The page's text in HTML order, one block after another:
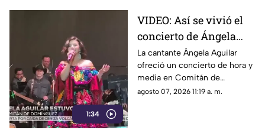
1:34
VIDEO: Así se vivió el
concierto de Ángela
Aguilar en Comitán de
Domínguez, Chiapas
La cantante Ángela Aguilar
ofreció un concierto de hora y
media en Comitán de
Domínguez, donde sorprendió
agosto 07, 2026 11:19 a. m.